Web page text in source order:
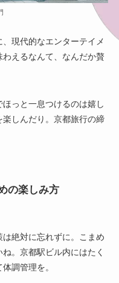
現代的なエンターテイメ
えるなんて、なんだか贅
っと一息つけるのは嬉し
しんだり。京都旅行の締
の楽しみ方
絶対に忘れずに。こまめ
。京都駅ビル内にはたく
調管理を。